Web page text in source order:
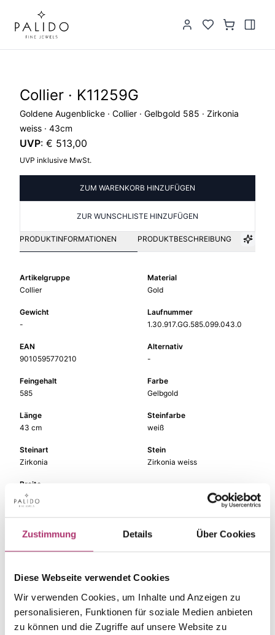
Zustimmung Details Über Cookies
Diese Webseite verwendet Cookies
Wir verwenden Cookies, um Inhalte und Anzeigen zu
personalisieren, Funktionen für soziale Medien anbieten
zu können und die Zugriffe auf unsere Website zu
Collier · K11259G
Goldene Augenblicke · Collier · Gelbgold 585 · Zirkonia
weiss · 43cm
UVP: € 513,00
UVP inklusive MwSt.
ZUM WARENKORB HINZUFÜGEN
ZUR WUNSCHLISTE HINZUFÜGEN
PRODUKTINFORMATIONEN PRODUKTBESCHREIBUNG
Artikelgruppe
Collier
Material
Gold
Gewicht
-
Laufnummer
1.30.917.GG.585.099.043.0
EAN
9010595770210
Alternativ
-
Feingehalt
585
Farbe
Gelbgold
Länge
43 cm
Steinfarbe
weiß
Steinart
Zirkonia
Stein
Zirkonia weiss
Breite
Die passenden Stücke
aus der Kollektion.